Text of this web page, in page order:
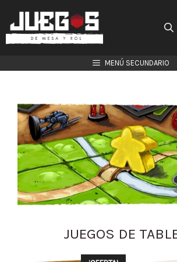
contenido
MENÚ SECUNDARIO
JUEGOS DE